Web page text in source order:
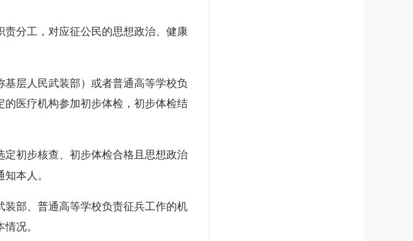
分工，对应征公民的思想政治、健康
层人民武装部）或者普通高等学校负
医疗机构参加初步体检，初步体检结
初步核查、初步体检合格且思想政治
本人。
部、普通高等学校负责征兵工作的机
况。